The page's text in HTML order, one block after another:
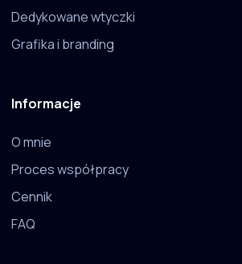
Dedykowane wtyczki
Grafika i branding
Informacje
O mnie
Proces współpracy
Cennik
FAQ